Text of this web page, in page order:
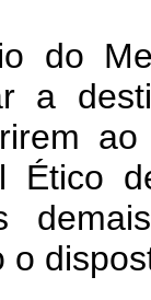
do
a
Ético